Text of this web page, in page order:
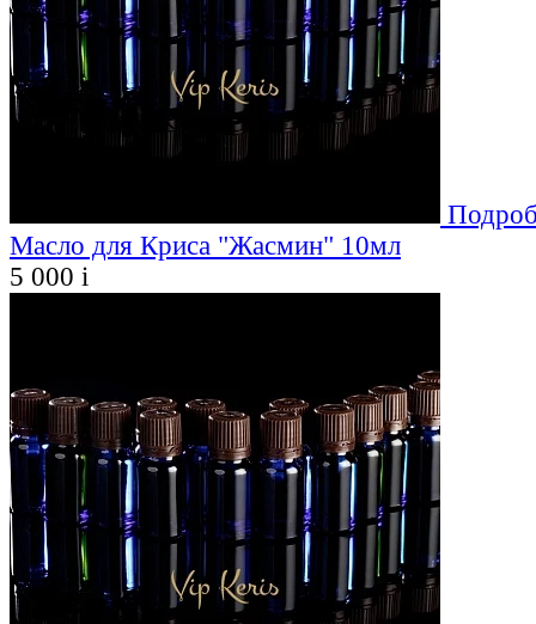
Масло для Криса "Жасмин" 10мл
5 000 i